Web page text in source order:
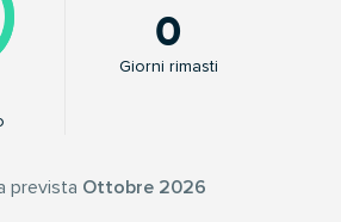
0
Giorni rimasti
prevista Ottobre 2026